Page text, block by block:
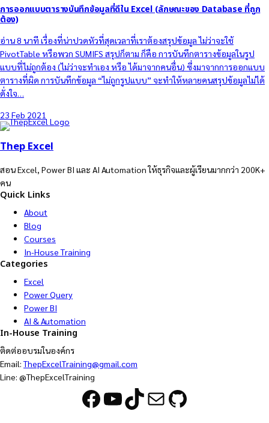
การออกแบบตารางบันทึกข้อมูลที่ดีใน Excel (ลักษณะของ Database ที่ถูก
ต้อง)
อ่าน 8 นาที เรื่องที่น่าปวดหัวที่สุดเวลาที่เราต้องสรุปข้อมูล ไม่ว่าจะใช้
PivotTable หรือพวก SUMIFS สรุปก็ตาม ก็คือ การบันทึกตารางข้อมูลในรูป
แบบที่ไม่ถูกต้อง (ไม่ว่าจะทำเอง หรือ ได้มาจากคนอื่น) ซึ่งมาจากการออกแบบ
ตารางที่ผิด การบันทึกข้อมูล “ไม่ถูกรูปแบบ” จะทำให้หลายคนสรุปข้อมูลไม่ได้
ดั่งใจ…
23 Feb 2021
Thep Excel
สอน Excel, Power BI และ AI Automation ให้ธุรกิจและผู้เรียนมากกว่า 200K+
คน
Quick Links
About
Blog
Courses
In-House Training
Categories
Excel
Power Query
Power BI
AI & Automation
In-House Training
ติดต่ออบรมในองค์กร
Email:ThepExcelTraining@gmail.com
Line: @ThepExcelTraining
Facebook YouTube TikTok Mail GitHub